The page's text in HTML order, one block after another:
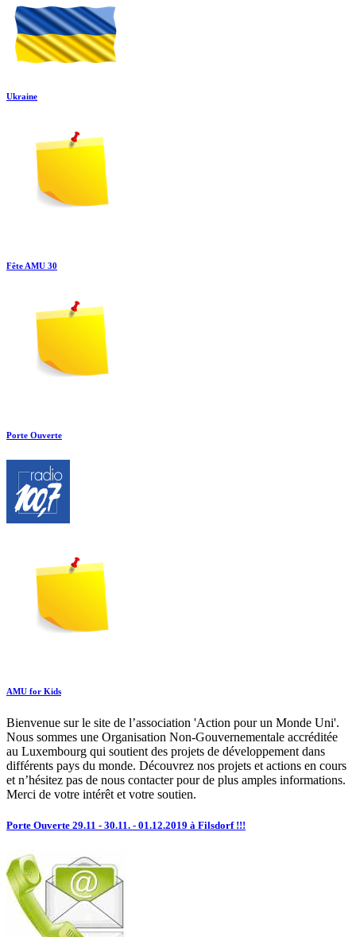
Ukraine
Fête AMU 30
Porte Ouverte
AMU for Kids
Bienvenue sur le site de l’association 'Action pour un Monde Uni'.
Nous sommes une Organisation Non-Gouvernementale accréditée
au Luxembourg qui soutient des projets de développement dans
différents pays du monde. Découvrez nos projets et actions en cours
et n’hésitez pas de nous contacter pour de plus amples informations.
Merci de votre intérêt et votre soutien.
Porte Ouverte 29.11 - 30.11. - 01.12.2019 à Filsdorf !!!